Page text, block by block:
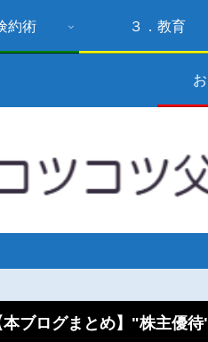
約術 ３．教育
本ブログまとめ】"株主優